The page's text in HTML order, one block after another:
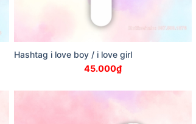
Hashtag i love boy / i love girl
45.000₫